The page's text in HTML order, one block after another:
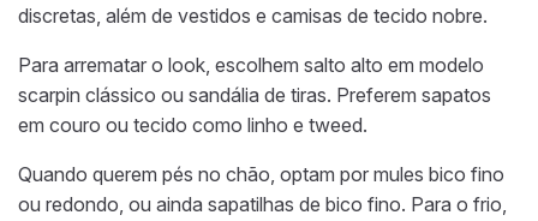
discretas, além de vestidos e camisas de tecido nobre.
Para arrematar o look, escolhem salto alto em modelo
scarpin clássico ou sandália de tiras. Preferem sapatos
em couro ou tecido como linho e tweed.
Quando querem pés no chão, optam por mules bico fino
ou redondo, ou ainda sapatilhas de bico fino. Para o frio,